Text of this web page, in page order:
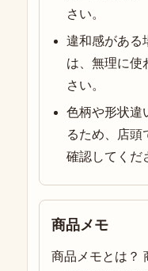
さい。
違和感がある
は、無理に使
さい。
色柄や形状違
るため、店頭
確認してくだ
商品メモ
商品メモとは？